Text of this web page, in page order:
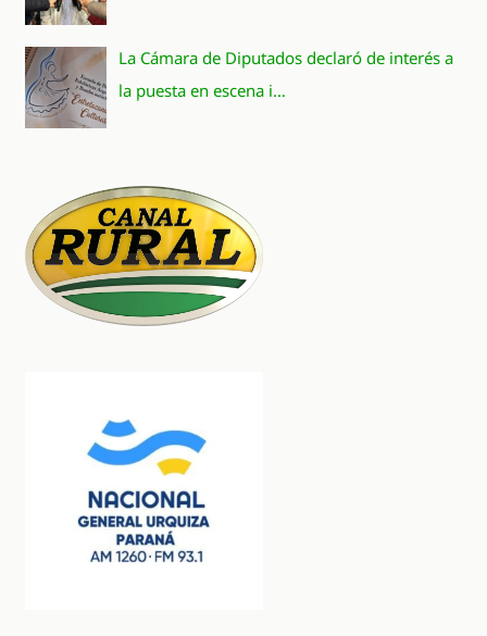
La Cámara de Diputados declaró de interés a
la puesta en escena i…